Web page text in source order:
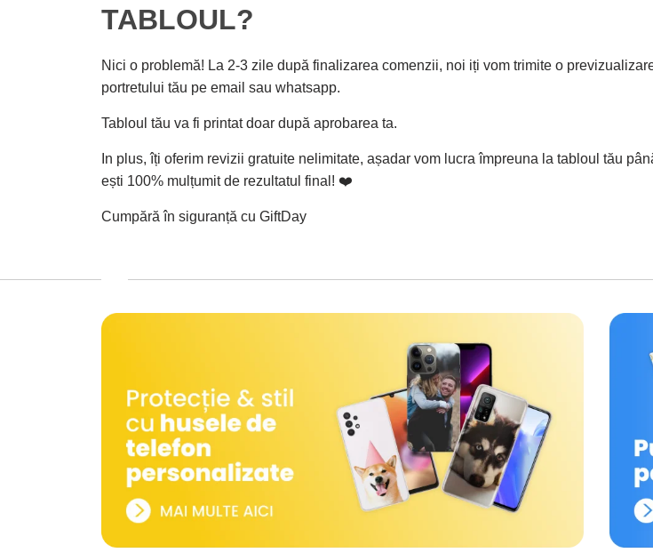
TABLOUL?
Nici o problemă! La 2-3 zile după finalizarea comenzii, noi iți vom trimite o
portretului tău pe email sau whatsapp.
Tabloul tău va fi printat doar după aprobarea ta.
In plus, îți oferim revizii gratuite nelimitate, așadar vom lucra împreuna la tabloul tău
ești 100% mulțumit de rezultatul final! ❤️
Cumpără în siguranță cu GiftDay